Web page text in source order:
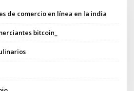
de comercio en línea en la india
bitcoin_